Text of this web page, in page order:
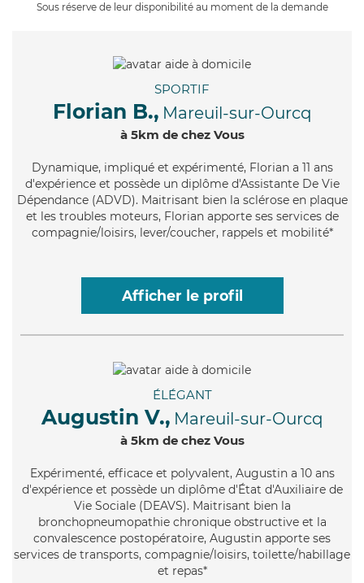
Sous réserve de leur disponibilité au moment de la demande
SPORTIF
Florian B., Mareuil-sur-Ourcq
à 5km de chez Vous
Dynamique, impliqué et expérimenté, Florian a 11 ans
d'expérience et possède un diplôme d'Assistante De Vie
Dépendance (ADVD). Maitrisant bien la sclérose en plaque
et les troubles moteurs, Florian apporte ses services de
compagnie/loisirs, lever/coucher, rappels et mobilité*
Afficher le profil
ÉLÉGANT
Augustin V., Mareuil-sur-Ourcq
à 5km de chez Vous
Expérimenté, efficace et polyvalent, Augustin a 10 ans
d'expérience et possède un diplôme d'État d'Auxiliaire de
Vie Sociale (DEAVS). Maitrisant bien la
bronchopneumopathie chronique obstructive et la
convalescence postopératoire, Augustin apporte ses
services de transports, compagnie/loisirs, toilette/habillage
et repas*